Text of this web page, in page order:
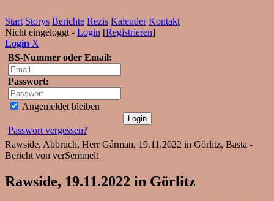
Start Storys Berichte Rezis Kalender Kontakt
Nicht eingeloggt - Login [Registrieren]
Login X
BS-Nummer oder Email:
Passwort:
Angemeldet bleiben
Passwort vergessen?
Rawside, Abbruch, Herr Gårman, 19.11.2022 in Görlitz, Basta -
Bericht von verSemmelt
Rawside, 19.11.2022 in Görlitz